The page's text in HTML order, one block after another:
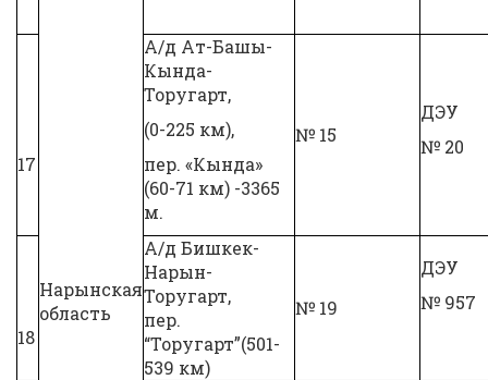
Нарынская
область
17
А/д Ат-Башы-
Кында-
Торугарт,
(0-225 км),
пер. «Кында»
(60-71 км) -3365
м.
№ 15
ДЭУ
№ 20
18
А/д Бишкек-
Нарын-
Торугарт,
пер.
“Торугарт”(501-
539 км)
№ 19
ДЭУ
№ 957